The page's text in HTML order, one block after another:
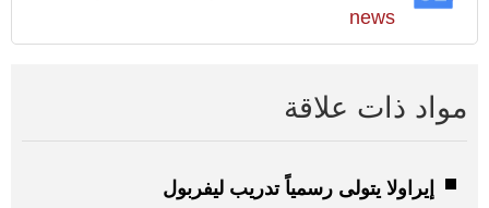
news
مواد ذات علاقة
إيراولا يتولى رسمياً تدريب ليفربول